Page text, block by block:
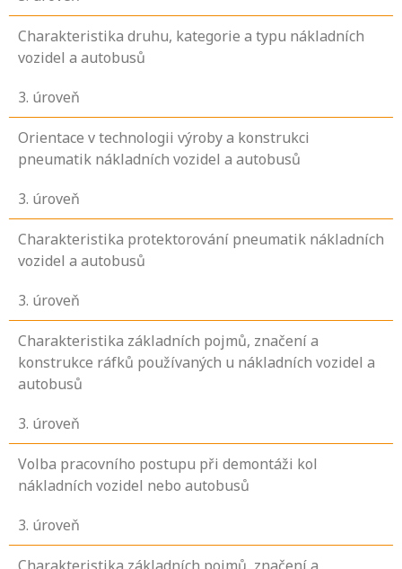
Charakteristika druhu, kategorie a typu nákladních
vozidel a autobusů
3. úroveň
Orientace v technologii výroby a konstrukci
pneumatik nákladních vozidel a autobusů
3. úroveň
Charakteristika protektorování pneumatik nákladních
vozidel a autobusů
3. úroveň
Charakteristika základních pojmů, značení a
konstrukce ráfků používaných u nákladních vozidel a
autobusů
3. úroveň
Volba pracovního postupu při demontáži kol
nákladních vozidel nebo autobusů
3. úroveň